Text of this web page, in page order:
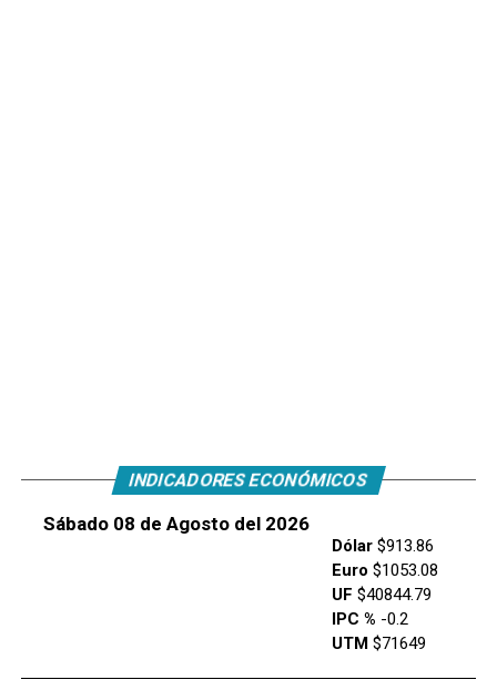
INDICADORES ECONÓMICOS
Sábado 08 de Agosto del 2026
Dólar$913.86
Euro $1053.08
UF $40844.79
IPC % -0.2
UTM $71649